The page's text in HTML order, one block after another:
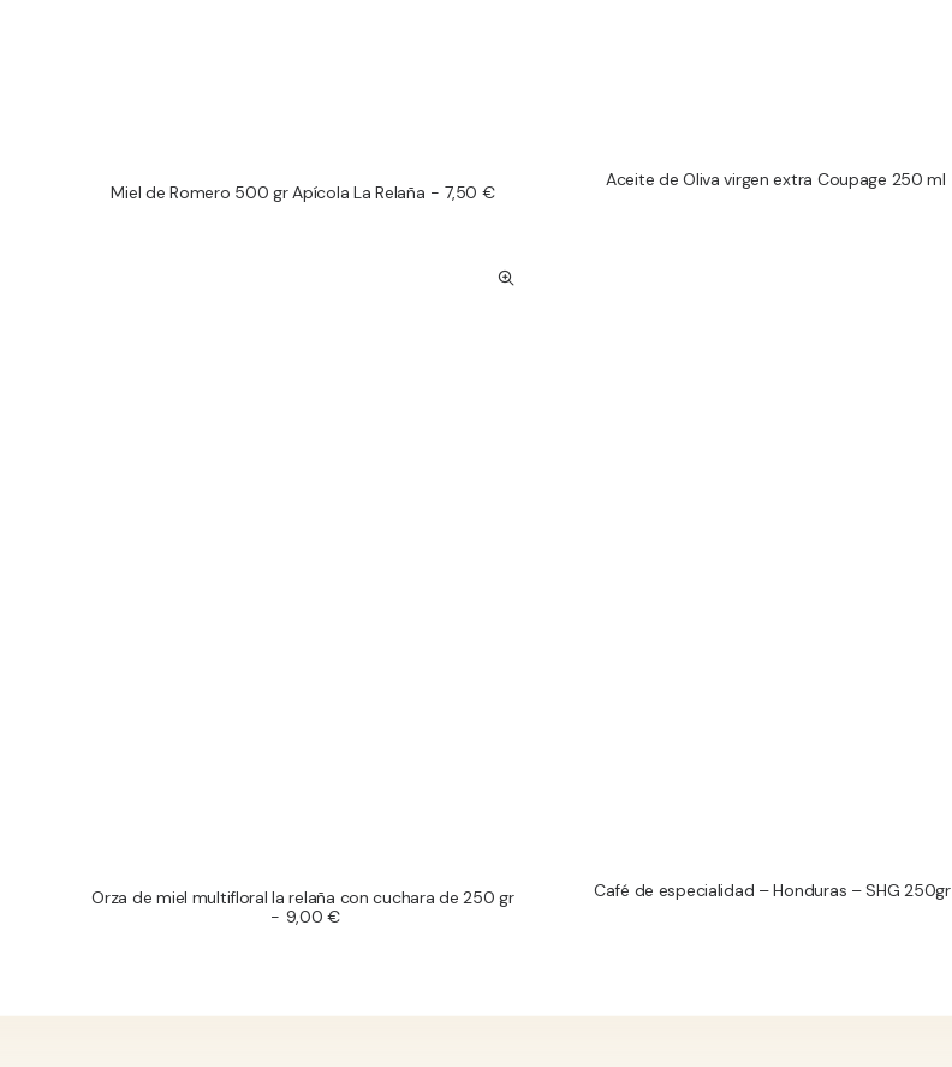
AÑADIR AL CARRITO
Aceite de Oliva virgen extra Coupage 250 ml
AÑADIR AL CARRITO
Miel de Romero 500 gr Apícola La Relaña 7,50 €
LEER MÁS
Café de especialidad – Honduras – SHG 250gr
AÑADIR AL CARRITO
Orza de miel multifloral la relaña con cuchara de 250 gr
9,00€